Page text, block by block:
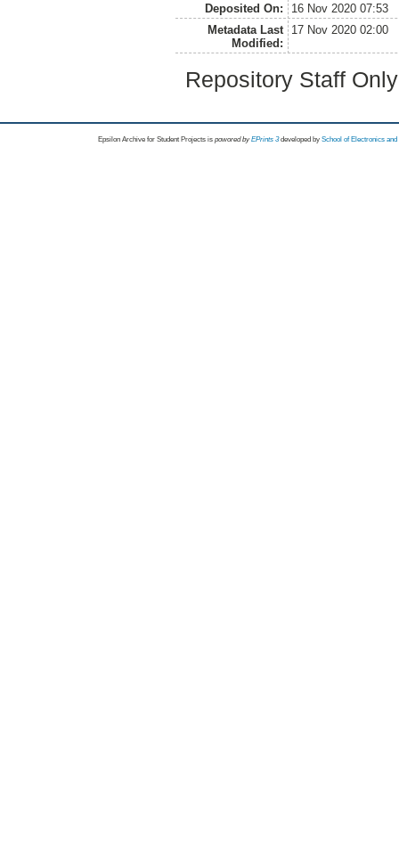
Deposited On:
16 Nov 2020 07:53
Metadata Last
Modified:
17 Nov 2020 02:00
Repository Staff
Epsilon Archive for Student Projects is powored byEPrints 3 developed by School of Electronics